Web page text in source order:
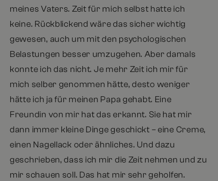
meines Vaters. Zeit für mich selbst hatte ich
keine. Rückblickend wäre das sicher wichtig
gewesen, auch um mit den psychologischen
Belastungen besser umzugehen. Aber damals
konnte ich das nicht. Je mehr Zeit ich mir für
mich selber genommen hätte, desto weniger
hätte ich ja für meinen Papa gehabt. Eine
Freundin von mir hat das erkannt. Sie hat mir
dann immer kleine Dinge geschickt – eine Creme,
einen Nagellack oder ähnliches. Und dazu
geschrieben, dass ich mir die Zeit nehmen und zu
mir schauen soll. Das hat mir sehr geholfen.